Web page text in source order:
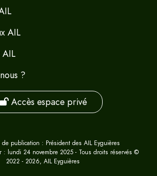
AIL
AIL
?
Accès espace privé
de publication : Président des AIL Eyguières
: lundi 24 novembre 2025 - Tous droits réservés ©
2022 - 2026, AIL Eyguières